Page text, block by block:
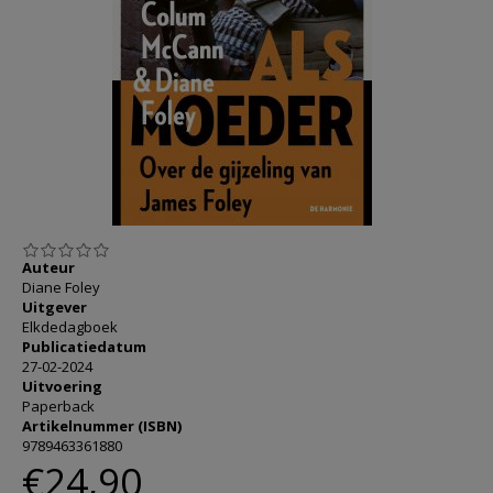
AANMELDEN OF REGISTREREN
Auteur
Diane Foley
Uitgever
Elkdedagboek
Publicatiedatum
27-02-2024
Uitvoering
Paperback
Artikelnummer (ISBN)
9789463361880
€24,90